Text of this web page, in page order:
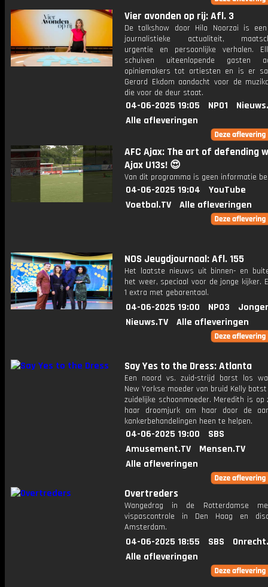
Vier avonden op rij: Afl. 3
De talkshow door Hila Noorzai is
journalistieke actualiteit,
urgentie en persoonlijke verhalen.
schuiven uiteenlopende gasten
opiniemakers tot artiesten en is er
Gerard Ekdom aandacht voor de
die voor de deur staat.
04-06-2025 19:05 NPO1
Alle afleveringen
AFC Ajax: The art of defending
Ajax U13s! 😍
Van dit programma is geen informatie
04-06-2025 19:04
YouTube
Voetbal.TV
Alle afleveringen
NOS Jeugdjournaal: Afl. 155
Het laatste nieuws uit binnen- en
het weer, speciaal voor de jonge kijker.
1 extra met gebarentaal.
04-06-2025 19:00 NPO3
Nieuws.TV
Alle afleveringen
Say Yes to the Dress: Atlanta
Een noord vs. zuid-strijd barst los
New Yorkse moeder van bruid Kelly
zuidelijke schoonmoeder. Meredith is op
haar droomjurk om haar door de
kankerbehandelingen heen te helpen.
04-06-2025 19:00
SBS
Amusement.TV
Mensen.TV
Alle afleveringen
Overtreders
Wangedrag in de Rotterdamse
vispascontrole in Den Haag en
Amsterdam.
04-06-2025 18:55 SBS
Alle afleveringen